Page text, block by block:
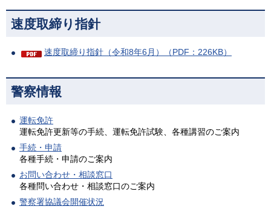
速度取締り指針
速度取締り指針（令和8年6月）（PDF：226KB）
警察情報
運転免許
運転免許更新等の手続、運転免許試験、各種講習のご案内
手続・申請
各種手続・申請のご案内
お問い合わせ・相談窓口
各種問い合わせ・相談窓口のご案内
警察署協議会開催状況